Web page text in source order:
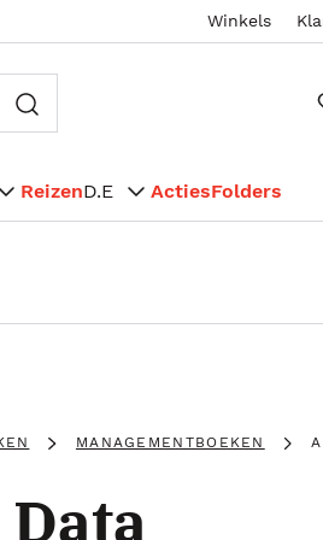
Winkels
ReizenD.E ActiesFolders
MANAGEMENTBOEKEN